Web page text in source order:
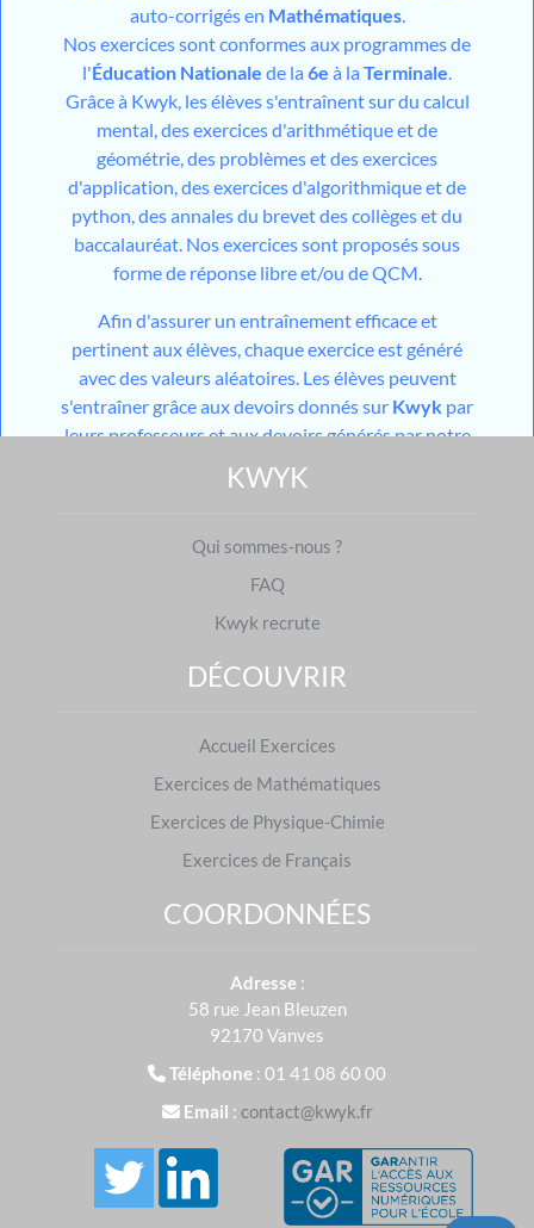
auto-corrigés en Mathématiques.
Nos exercices sont conformes aux programmes de
l'Éducation Nationale de la 6e à la Terminale.
Grâce à Kwyk, les élèves s'entraînent sur du calcul
mental, des exercices d'arithmétique et de
géométrie, des problèmes et des exercices
d'application, des exercices d'algorithmique et de
python, des annales du brevet des collèges et du
baccalauréat. Nos exercices sont proposés sous
forme de réponse libre et/ou de QCM.
Afin d'assurer un entraînement efficace et
pertinent aux élèves, chaque exercice est généré
avec des valeurs aléatoires. Les élèves peuvent
s'entraîner grâce aux devoirs donnés sur Kwyk par
leurs professeurs et aux devoirs générés par notre
mais aussi grâce aux différents
modules de travail en autonomie mis à disposition
collège, les élèves ont également accès à des cours
constitués d'une partie théorique et d'une partie
, vous mettez toutes les chances du
côté des élèves pour que les différents théorèmes,
propriétés et définitions n'aient plus aucun secret
réalisés surKwyken Mathématiques.
examens
Brevet des collèges|Baccalauréat
S'entraîner dans d'autres matières
Français
Physique-Chimie
KWYK
Qui sommes-nous ?
FAQ
Kwyk recrute
DÉCOUVRIR
Accueil Exercices
Exercices de Mathématiques
Exercices de Physique-Chimie
Exercices de Français
COORDONNÉES
Adresse :
58 rue Jean Bleuzen
92170 Vanves
Téléphone : 01 41 08 60 00
Email : contact@kwyk.fr